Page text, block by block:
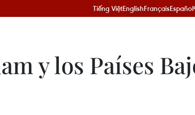
Tiếng ViệtEnglishFrançaisEspañol
y los Países